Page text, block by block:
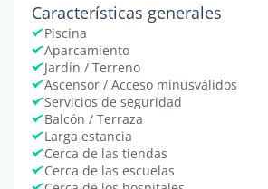
Características generales
Piscina
Aparcamiento
Jardín / Terreno
Ascensor / Acceso minusválidos
Servicios de seguridad
Balcón / Terraza
Larga estancia
Cerca de las tiendas
Cerca de las escuelas